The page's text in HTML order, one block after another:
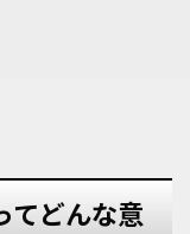
どんな意